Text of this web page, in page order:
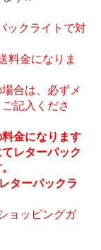
ックライトで対
料金になりま
合は、必ずメ
記入くださ
金になります
レターパック
ターパックラ
ョッピングガ